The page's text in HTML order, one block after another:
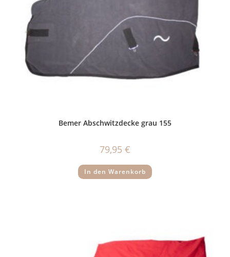
Bemer Abschwitzdecke grau 155
79,95 €
In den Warenkorb